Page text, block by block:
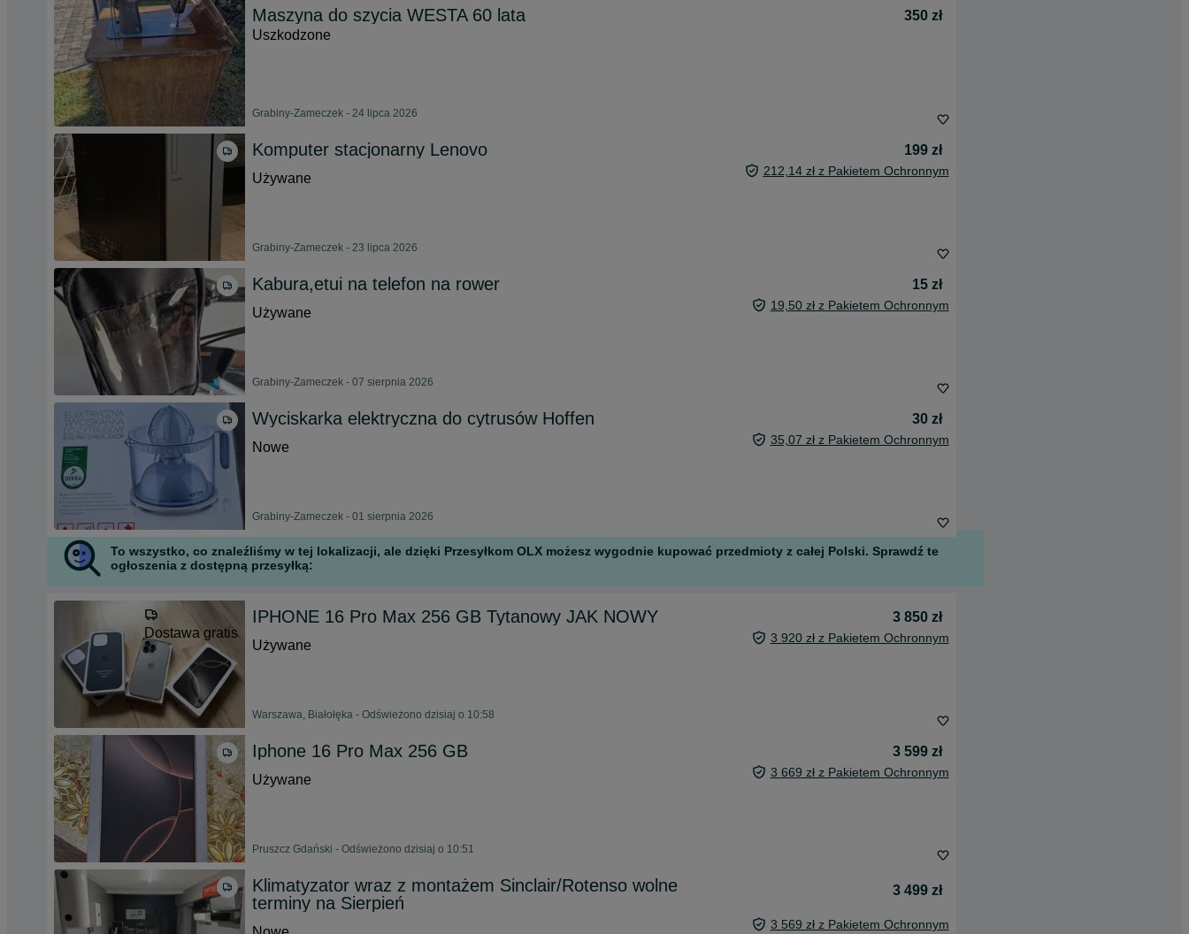
Maszyna do szycia WESTA 60 lata
350 zł
Uszkodzone
Grabiny-Zameczek - 24 lipca 2026
Komputer stacjonarny Lenovo
199 zł
Używane
212,14 zł z Pakietem Ochronnym
Grabiny-Zameczek - 23 lipca 2026
Kabura,etui na telefon na rower
15 zł
Używane
19,50 zł z Pakietem Ochronnym
Grabiny-Zameczek - 07 sierpnia 2026
Wyciskarka elektryczna do cytrusów Hoffen
30 zł
Nowe
35,07 zł z Pakietem Ochronnym
Grabiny-Zameczek - 01 sierpnia 2026
To wszystko, co znaleźliśmy w tej lokalizacji, ale dzięki Przesyłkom OLX możesz wygodnie kupować przedmioty z całej Polski. Sprawdź te
ogłoszenia z dostępną przesyłką:
Dostawa gratis
IPHONE 16 Pro Max 256 GB Tytanowy JAK NOWY
3 850 zł
Używane
3 920 zł z Pakietem Ochronnym
Warszawa, Białołęka - Odświeżono dzisiaj o 10:58
Iphone 16 Pro Max 256 GB
3 599 zł
Używane
3 669 zł z Pakietem Ochronnym
Pruszcz Gdański - Odświeżono dzisiaj o 10:51
Klimatyzator wraz z montażem Sinclair/Rotenso wolne
terminy na Sierpień
3 499 zł
3 569 zł z Pakietem Ochronnym